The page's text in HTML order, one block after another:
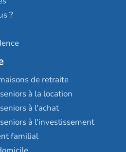
?
de retraite
à la location
à l'achat
à l'investissement
familial